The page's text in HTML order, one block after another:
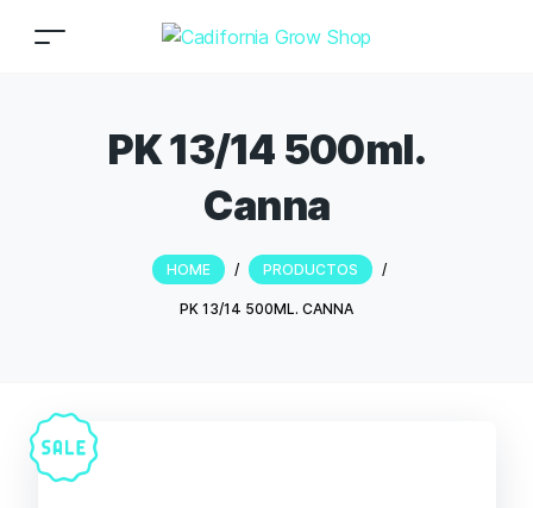
PK 13/14 500ml.
Canna
HOME / PRODUCTOS /
PK 13/14 500ML. CANNA